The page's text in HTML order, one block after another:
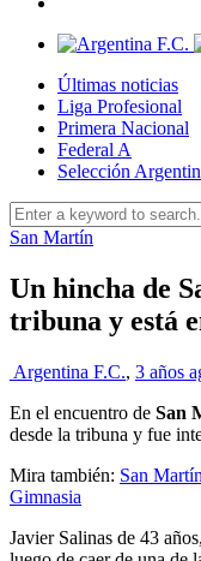
Últimas noticias
Liga Profesional
Primera Nacional
Federal A
Selección
San Martín
Un hincha de
tribuna y está
Argentina F.C., 3 años
En el encuentro de San
desde la tribuna y fue
Mira también: San
Gimnasia
Javier Salinas de 43